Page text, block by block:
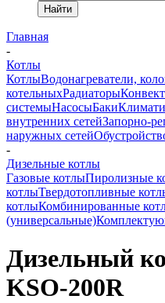
Найти
Главная
-
Котлы
КотлыВодонагреватели,
котельныхРадиаторы
системыНасосыБаки
внутренних сетейЗапорно-
наружных сетей
-
Дизельные котлы
Газовые котлыПиролизные
котлыТвердотопливные
котлыКомбинированные
(универсальные)
Дизельный
KSO-200R